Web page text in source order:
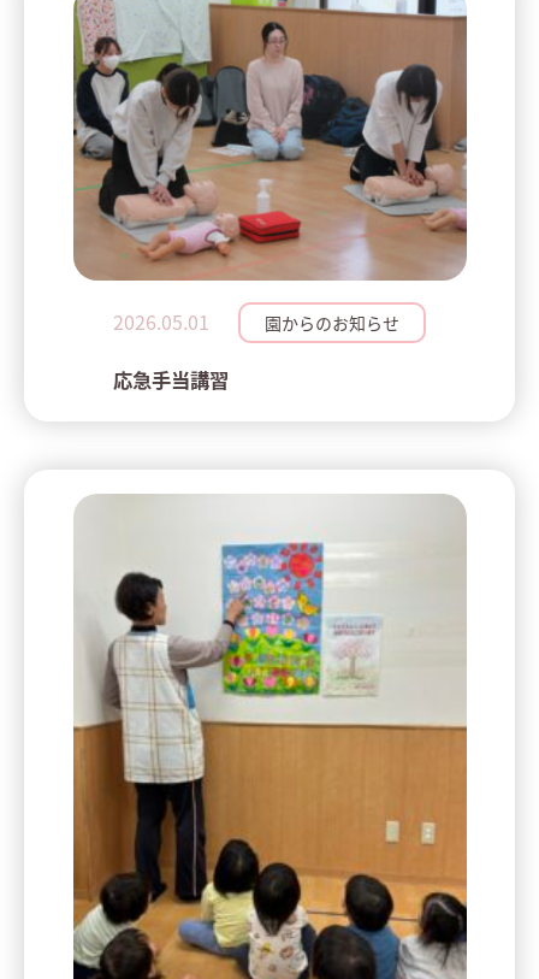
2026.05.01 園からのお知らせ
応急手当講習